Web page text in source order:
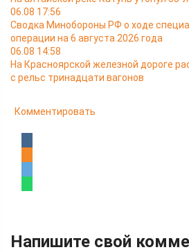
06.08 17:56
Сводка Минобороны РФ о ходе
операции на 6 августа 2026 года
06.08 14:58
На Красноярской железной дороге
с рельс тринадцати вагонов
Комментировать
Напишите свой